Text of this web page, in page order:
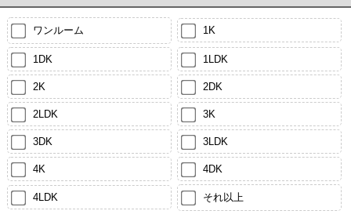
ワンルーム 1K
1DK 1LDK
2K 2DK
2LDK 3K
3DK 3LDK
4K 4DK
4LDK それ以上